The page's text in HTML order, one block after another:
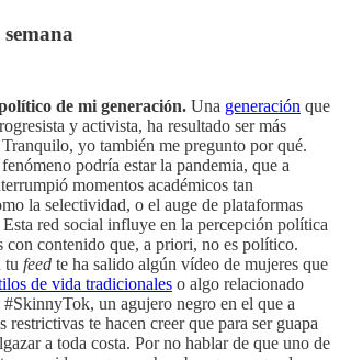
de mi generación. Una generación que
y activista, ha resultado ser más
yo también me pregunto por qué.
podría estar la pandemia, que a
momentos académicos tan
la selectividad, o el auge de plataformas
red social influye en la percepción política
con contenido que, a priori, no es político.
tu feed te ha salido algún vídeo de mujeres que
de vida tradicionales o algo relacionado
#SkinnyTok, un agujero negro en el que a
restrictivas te hacen creer que para ser guapa
a toda costa. Por no hablar de que uno de